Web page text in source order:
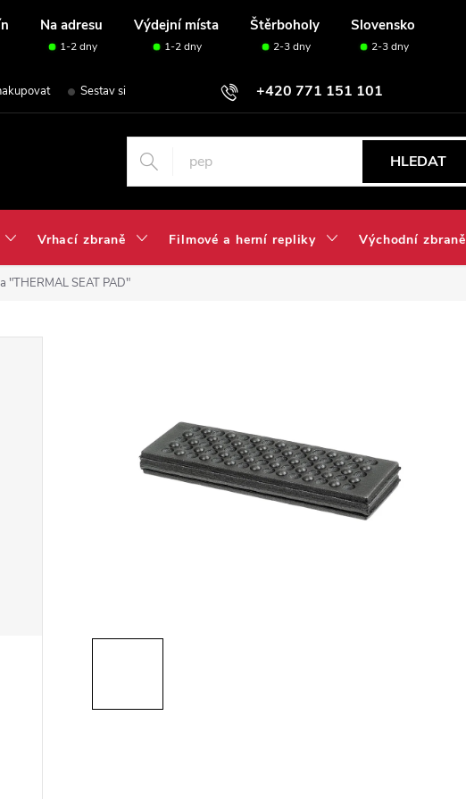
Na adresu Výdejní místa Štěrboholy Slovensko
1-2 dny 1-2 dny 2-3 dny 2-3 dny
+420 771 151 101
Sestav si svou sadu✅
HLEDAT
Vrhací zbraně Filmové a herní repliky Východní zbraně
"THERMAL SEAT PAD"